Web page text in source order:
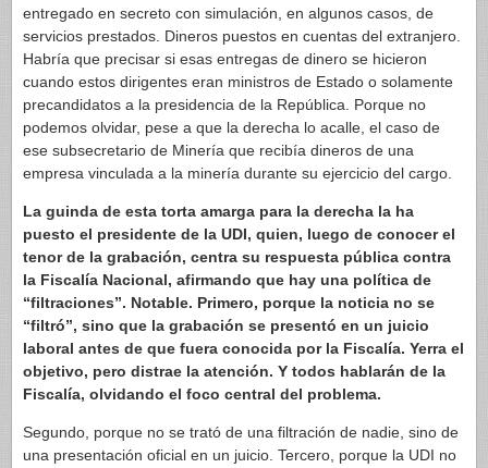
entregado en secreto con simulación, en algunos casos, de
servicios prestados. Dineros puestos en cuentas del extranjero.
Habría que precisar si esas entregas de dinero se hicieron
cuando estos dirigentes eran ministros de Estado o solamente
precandidatos a la presidencia de la República. Porque no
podemos olvidar, pese a que la derecha lo acalle, el caso de
ese subsecretario de Minería que recibía dineros de una
empresa vinculada a la minería durante su ejercicio del cargo.
La guinda de esta torta amarga para la derecha la ha
puesto el presidente de la UDI, quien, luego de conocer el
tenor de la grabación, centra su respuesta pública contra
la Fiscalía Nacional, afirmando que hay una política de
“filtraciones”. Notable. Primero, porque la noticia no se
“filtró”, sino que la grabación se presentó en un juicio
laboral antes de que fuera conocida por la Fiscalía. Yerra el
objetivo, pero distrae la atención. Y todos hablarán de la
Fiscalía, olvidando el foco central del problema.
Segundo, porque no se trató de una filtración de nadie, sino de
una presentación oficial en un juicio. Tercero, porque la UDI no